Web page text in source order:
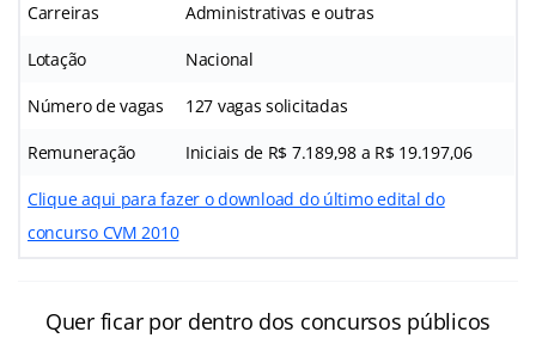
Carreiras Administrativas e outras
Lotação Nacional
Número de vagas 127 vagas solicitadas
Remuneração Iniciais de R$ 7.189,98 a R$ 19.197,06
Clique aqui para fazer o download do último edital do
concurso CVM 2010
Quer ficar por dentro dos concursos públicos